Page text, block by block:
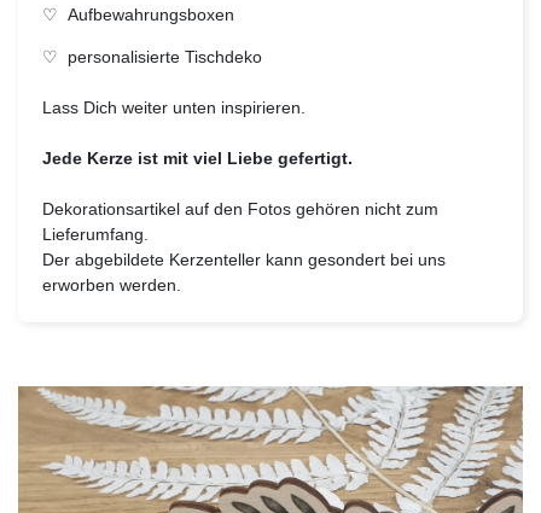
♡ Aufbewahrungsboxen
♡ personalisierte Tischdeko
Lass Dich weiter unten inspirieren.
Jede Kerze ist mit viel Liebe gefertigt.
Dekorationsartikel auf den Fotos gehören nicht zum
Lieferumfang.
Der abgebildete Kerzenteller kann gesondert bei uns
erworben werden.